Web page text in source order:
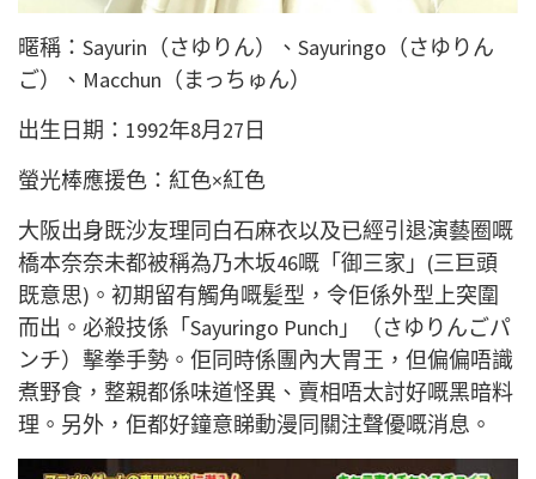
暱稱：Sayurin（さゆりん）、Sayuringo（さゆりん
ご）、Macchun（まっちゅん）
出生日期：1992年8月27日
螢光棒應援色：紅色×紅色
大阪出身既沙友理同白石麻衣以及已經引退演藝圈嘅
橋本奈奈未都被稱為乃木坂46嘅「御三家」(三巨頭
既意思)。初期留有觸角嘅髪型，令佢係外型上突圍
而出。必殺技係「Sayuringo Punch」（さゆりんごパ
ンチ）擊拳手勢。佢同時係團內大胃王，但偏偏唔識
煮野食，整親都係味道怪異、賣相唔太討好嘅黑暗料
理。另外，佢都好鐘意睇動漫同關注聲優嘅消息。